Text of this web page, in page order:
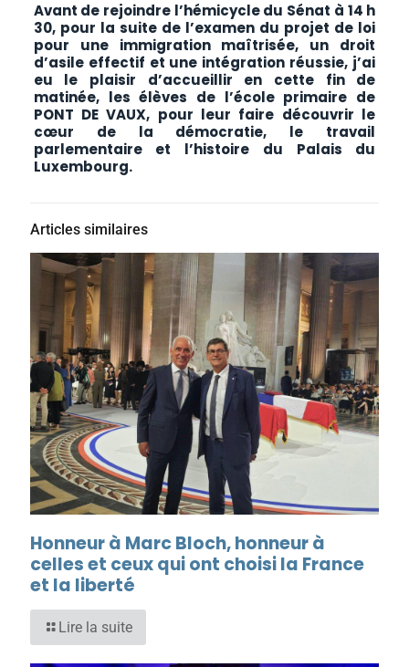
Avant de rejoindre l’hémicycle du Sénat à 14 h
30, pour la suite de l’examen du projet de loi
pour une immigration maîtrisée, un droit
d’asile effectif et une intégration réussie, j’ai
eu le plaisir d’accueillir en cette fin de
matinée, les élèves de l’école primaire de
PONT DE VAUX, pour leur faire découvrir le
cœur de la démocratie, le travail
parlementaire et l’histoire du Palais du
Luxembourg.
Articles similaires
Honneur à Marc Bloch, honneur à
celles et ceux qui ont choisi la France
et la liberté
Lire la suite